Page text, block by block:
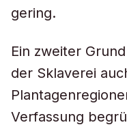
gering.
Ein zweiter
der Sklaverei
Verfassung